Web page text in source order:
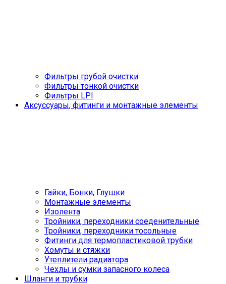
Фильтры грубой очистки
Фильтры тонкой очистки
Фильтры LPI
Аксуссуары, фитинги и монтажные элементы
Гайки, Бонки, Глушки
Монтажные элементы
Изолента
Тройники, переходники соеденительные
Тройники, переходники тосольные
Фитинги для термопластиковой трубки
Хомуты и стяжки
Утеплители радиатора
Чехлы и сумки запасного колеса
Шланги и трубки